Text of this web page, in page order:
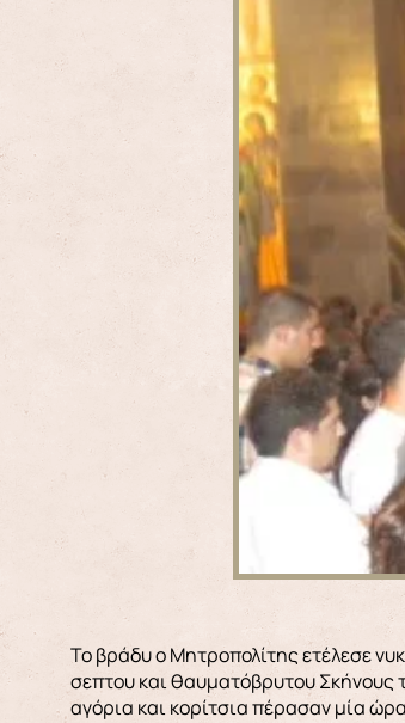
Το βράδυ ο Μητροπολίτης ετέλεσε
σεπτου και θαυματόβρυτου Σκήνους
αγόρια και κορίτσια πέρασαν μία